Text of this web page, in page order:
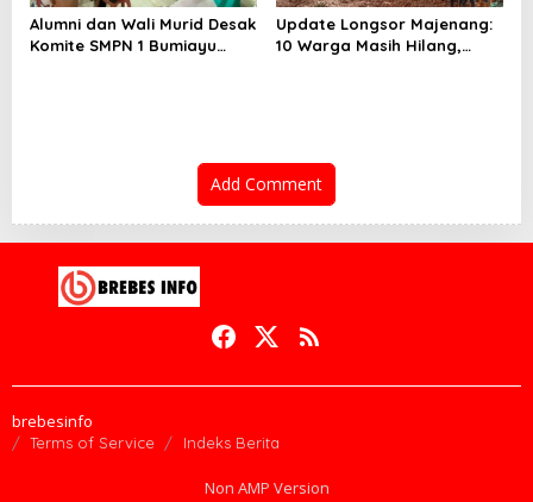
Alumni dan Wali Murid Desak
Komite SMPN 1 Bumiayu
Update Longsor Majenang:
10 Warga Masih Hilang,
Add Comment
brebesinfo
Terms of Service Indeks Berita
Non AMP Version